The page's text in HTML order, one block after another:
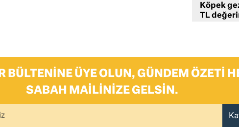
Köpek
TL
BÜLTENINE ÜYE OLUN, GÜNDEM ÖZETI
SABAH MAILINIZE GELSIN.